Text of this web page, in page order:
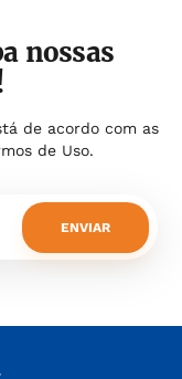
nossas
de acordo com as
de Uso.
ENVIAR